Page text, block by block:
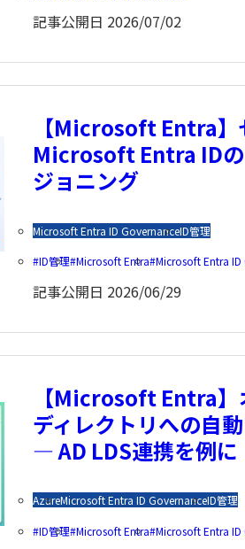
記事公開日 2026/07/02
【Microsoft Entra】
Microsoft Entra IDの
ジョニング
Microsoft Entra ID GovernanceID管理
ID管理 Microsoft Entra Microsoft Entra ID
記事公開日 2026/06/29
【Microsoft Entra】
ディレクトリへの自
― AD LDS連携を例に
AzureMicrosoft Entra ID GovernanceID管理
ID管理 Microsoft Entra Microsoft Entra ID